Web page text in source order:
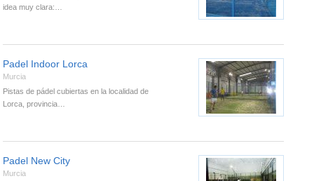
idea muy clara:…
Padel Indoor Lorca
Murcia
Pistas de pádel cubiertas en la localidad de
Lorca, provincia…
Padel New City
Murcia